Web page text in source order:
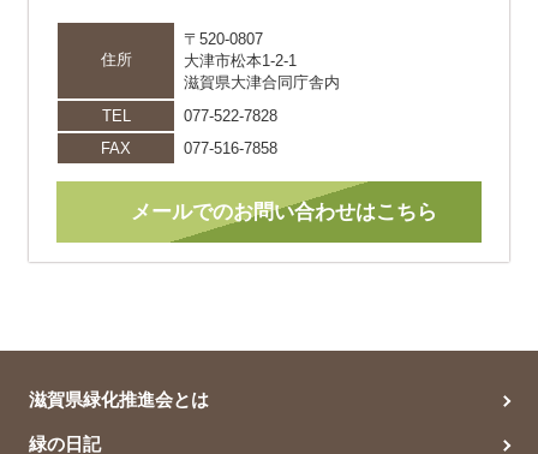
住所
〒520-0807
大津市松本1-2-1
滋賀県大津合同庁舎内
TEL
077-522-7828
FAX
077-516-7858
メールでのお問い合わせはこちら
滋賀県緑化推進会とは
緑の日記